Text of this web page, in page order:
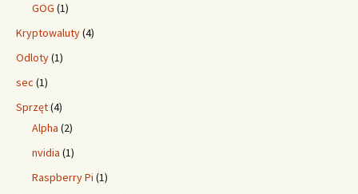
GOG (1)
Kryptowaluty(4)
Odloty(1)
sec (1)
Sprzęt(4)
Alpha (2)
nvidia (1)
Raspberry Pi (1)